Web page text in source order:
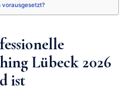
vorausgesetzt?
Lübeck 2026
ist